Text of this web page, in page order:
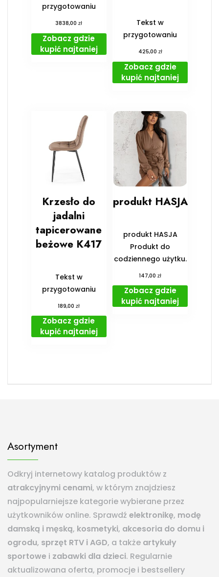
przygotowaniu
3838,00zł
Zobacz gdzie
kupić najtaniej
Tekst w
przygotowaniu
425,00 zł
Zobacz gdzie
kupić najtaniej
Krzesło do
jadalni
tapicerowane
beżowe K417
Tekst w
przygotowaniu
189,00zł
Zobacz gdzie
kupić najtaniej
produkt HASJA
produkt HASJA
Produkt do
codziennego użytku.
147,00zł
Zobacz gdzie
kupić najtaniej
Asortyment
Odkryj internetowy katalog produktów z
atrakcyjnymi cenami, w którym znajdziesz
najpopularniejsze kategorie wybierane przez
użytkowników online. Sprawdź elektronikę, modę
damską i męską, kosmetyki, akcesoria do domu i
ogrodu, sprzęt RTV i AGD, a także artykuły
sportowe i zabawki dla dzieci. Regularnie
aktualizowana oferta, promocje i bestsellery